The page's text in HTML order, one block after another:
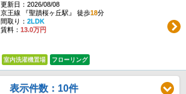
更新日：2026/08/08
京王線 『聖蹟桜ヶ丘駅』 徒歩18分
間取り： 2LDK
賃料： 13.0万円
室内洗濯機置場 フローリング
表示件数：10件